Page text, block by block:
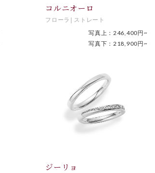
コルニオーロ
フローラ ストレート
写真上：246,400円~
写真下：218,900円~
ジーリョ